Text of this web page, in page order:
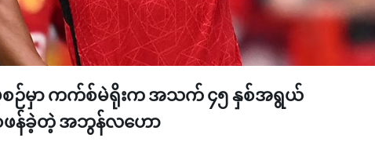
ဉ်မှာ ကက်စ်မဲရိုးက အသက် ၄၅ နှစ်အရွယ်
ဖန်ခဲ့တဲ့ အဘွန်လဟော